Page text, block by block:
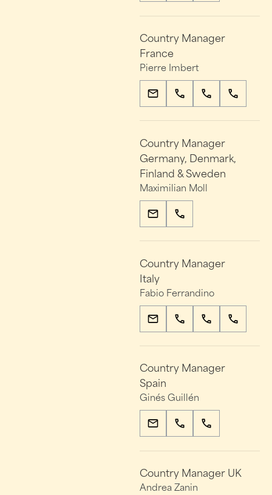
Country Manager
France
Pierre Imbert
Country Manager
Germany, Denmark,
Finland & Sweden
Maximilian Moll
Country Manager
Italy
Fabio Ferrandino
Country Manager
Spain
Ginés Guillén
Country Manager UK
Andrea Zanin